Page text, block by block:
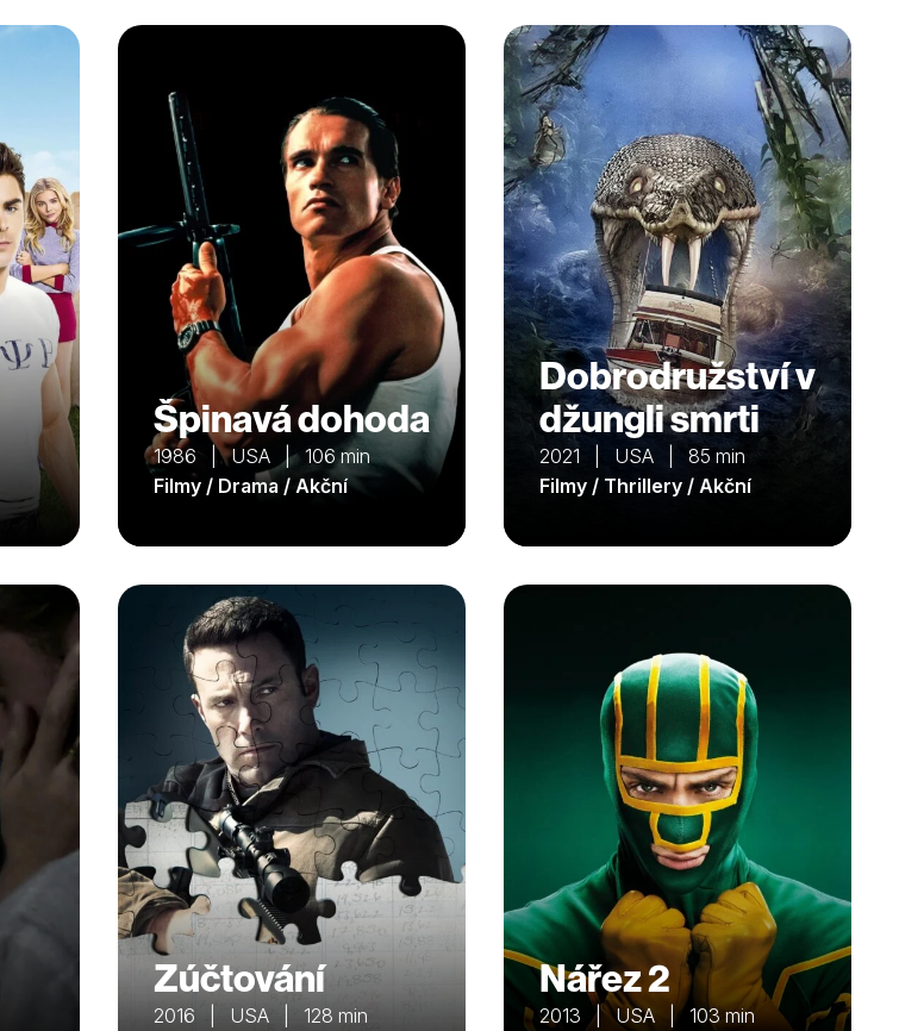
Špinavá dohoda
1986 | USA | 106 min
Filmy / Drama / Akční
Dobrodružství v
džungli smrti
2021 | USA | 85 min
Filmy / Thrillery / Akční
Zúčtování
2016 | USA | 128 min
Nářez 2
2013 | USA | 103 min